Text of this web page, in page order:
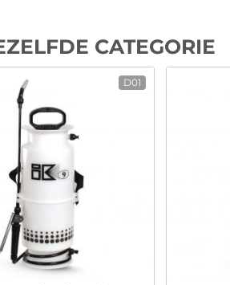
CATEGORIE
D01